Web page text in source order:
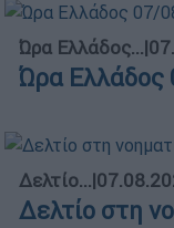
Ώρα Ελλάδος...|
Ώρα Ελλάδος
Δελτίο...|
Δελτίο στη